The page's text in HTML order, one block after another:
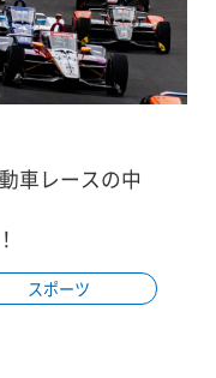
車レースの中
スポーツ